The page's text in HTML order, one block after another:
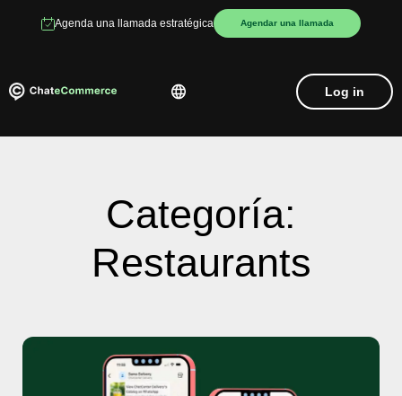
Agenda una llamada estratégica Agendar una llamada
Log in
Categoría:
Restaurants